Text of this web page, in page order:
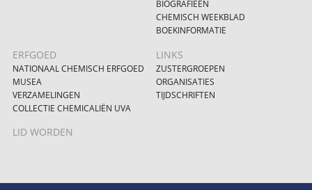
BIOGRAFIEËN
CHEMISCH WEEKBLAD
BOEKINFORMATIE
ERFGOED
NATIONAAL CHEMISCH ERFGOED
MUSEA
VERZAMELINGEN
COLLECTIE CHEMICALIËN UVA
LINKS
ZUSTERGROEPEN
ORGANISATIES
TIJDSCHRIFTEN
LID WORDEN